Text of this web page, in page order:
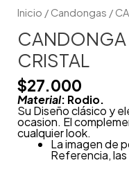
Inicio / Candongas /
CRISTAL
$27.000
Material: Rodio.
Su Diseño clásico y
ocasion. El
cualquier look.
La imagen de
Referencia,